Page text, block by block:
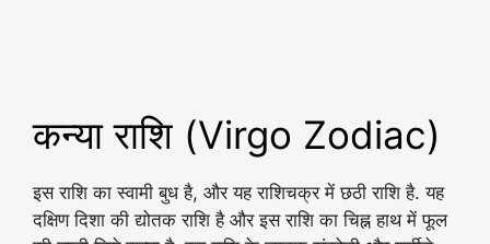
कन्या राशि (Virgo Zodiac)
इस राशि का स्वामी बुध है, और यह राशिचक्र में छठी राशि है. यह
दक्षिण दिशा की द्योतक राशि है और इस राशि का चिह्न हाथ में फूल